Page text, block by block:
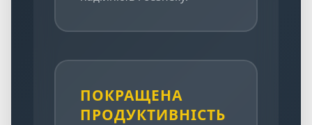
ПОКРАЩЕНА
ПРОДУКТИВНІСТЬ